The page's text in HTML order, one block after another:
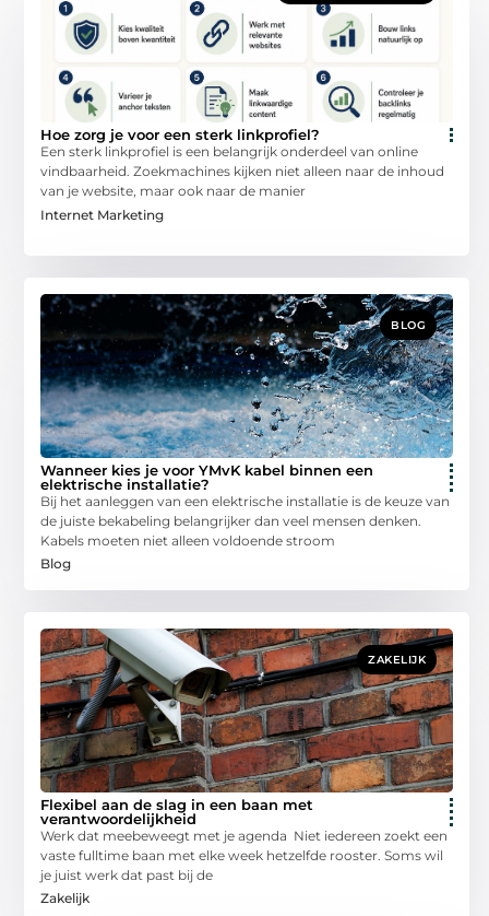
Hoe zorg je voor een sterk linkprofiel?
Een sterk linkprofiel is een belangrijk onderdeel van online
vindbaarheid. Zoekmachines kijken niet alleen naar de inhoud
van je website, maar ook naar de manier
Internet Marketing
BLOG
Wanneer kies je voor YMvK kabel binnen een
elektrische installatie?
Bij het aanleggen van een elektrische installatie is de keuze van
de juiste bekabeling belangrijker dan veel mensen denken.
Kabels moeten niet alleen voldoende stroom
Blog
ZAKELIJK
Flexibel aan de slag in een baan met
verantwoordelijkheid
Werk dat meebeweegt met je agenda Niet iedereen zoekt een
vaste fulltime baan met elke week hetzelfde rooster. Soms wil
je juist werk dat past bij de
Zakelijk